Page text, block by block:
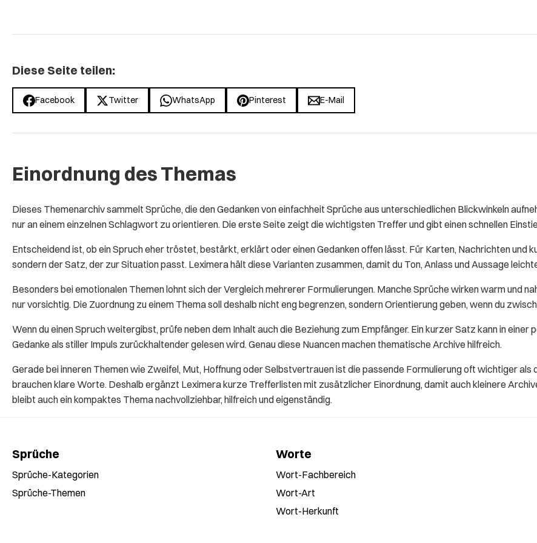
Diese Seite teilen:
Facebook Twitter WhatsApp Pinterest E-Mail
Einordnung des Themas
Dieses Themenarchiv sammelt Sprüche, die den Gedanken von einfachheit Sprüche aus unterschiedlichen Blickwinkeln
nur an einem einzelnen Schlagwort zu orientieren. Die erste Seite zeigt die wichtigsten Treffer und gibt einen schnellen
Entscheidend ist, ob ein Spruch eher tröstet, bestärkt, erklärt oder einen Gedanken offen lässt. Für Karten, Nachrichten und
sondern der Satz, der zur Situation passt. Leximera hält diese Varianten zusammen, damit du Ton, Anlass und Aussage
Besonders bei emotionalen Themen lohnt sich der Vergleich mehrerer Formulierungen. Manche Sprüche wirken warm und
nur vorsichtig. Die Zuordnung zu einem Thema soll deshalb nicht eng begrenzen, sondern Orientierung geben, wenn du
Wenn du einen Spruch weitergibst, prüfe neben dem Inhalt auch die Beziehung zum Empfänger. Ein kurzer Satz kann in
Gedanke als stiller Impuls zurückhaltender gelesen wird. Genau diese Nuancen machen thematische Archive hilfreich.
Gerade bei inneren Themen wie Zweifel, Mut, Hoffnung oder Selbstvertrauen ist die passende Formulierung oft wichtiger
brauchen klare Worte. Deshalb ergänzt Leximera kurze Trefferlisten mit zusätzlicher Einordnung, damit auch kleinere
bleibt auch ein kompaktes Thema nachvollziehbar, hilfreich und eigenständig.
Sprüche
Sprüche-Kategorien
Sprüche-Themen
Worte
Wort-Fachbereich
Wort-Art
Wort-Herkunft